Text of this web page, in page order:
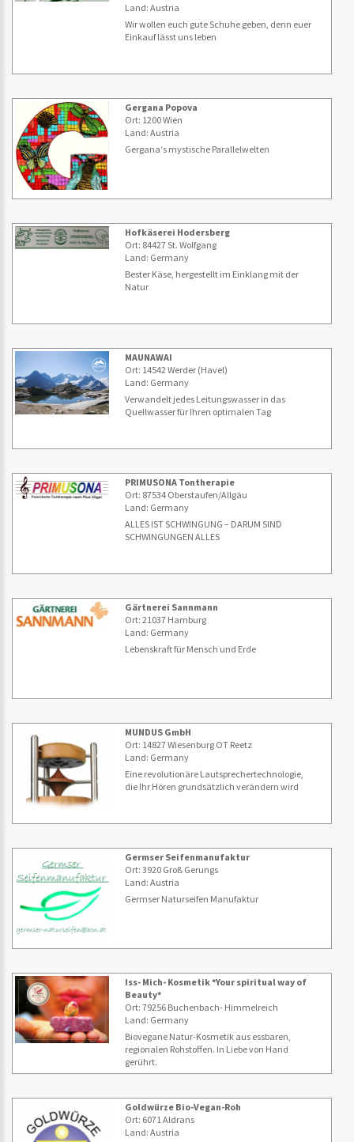
Land: Austria
Wir wollen euch gute Schuhe geben, denn euer
Einkauf lässt uns leben
Gergana Popova
Ort: 1200 Wien
Land: Austria
Gergana‘s mystische Parallelwelten
Hofkäserei Hodersberg
Ort: 84427 St. Wolfgang
Land: Germany
Bester Käse, hergestellt im Einklang mit der
Natur
MAUNAWAI
Ort: 14542 Werder (Havel)
Land: Germany
Verwandelt jedes Leitungswasser in das
Quellwasser für Ihren optimalen Tag
PRIMUSONA Tontherapie
Ort: 87534 Oberstaufen/Allgäu
Land: Germany
ALLES IST SCHWINGUNG – DARUM SIND
SCHWINGUNGEN ALLES
Gärtnerei Sannmann
Ort: 21037 Hamburg
Land: Germany
Lebenskraft für Mensch und Erde
MUNDUS GmbH
Ort: 14827 Wiesenburg OT Reetz
Land: Germany
Eine revolutionäre Lautsprechertechnologie,
die Ihr Hören grundsätzlich verändern wird
Germser Seifenmanufaktur
Ort: 3920 Groß Gerungs
Land: Austria
Germser Naturseifen Manufaktur
Iss- Mich- Kosmetik *Your spiritual way of
Beauty*
Ort: 79256 Buchenbach- Himmelreich
Land: Germany
Biovegane Natur-Kosmetik aus essbaren,
regionalen Rohstoffen. In Liebe von Hand
gerührt.
Goldwürze Bio-Vegan-Roh
Ort: 6071 Aldrans
Land: Austria